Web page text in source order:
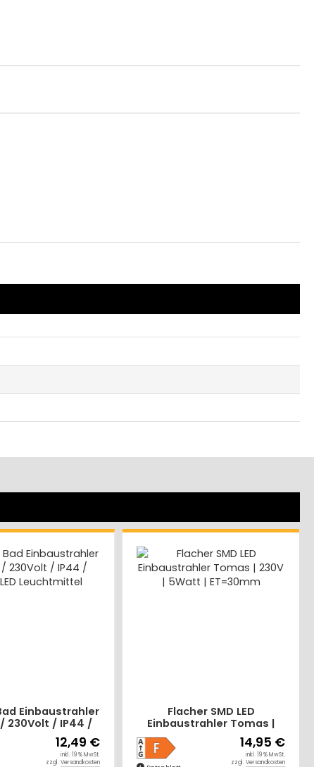
Flacher SMD LED
Einbaustrahler Tomas |
230V | 5Watt | ET=30mm
14,95 €
inkl. 19 % MwSt.
zzgl.
Versandkosten
Flacher SMD LED
Einbaustrahler
230V | 5W | STEP
ET=30mm
zzgl.